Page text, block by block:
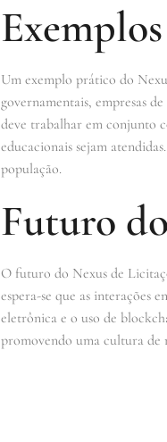
Um exemplo prático do
governamentais, empresas
deve trabalhar em conjunto
educacionais sejam
população.
Futuro
O futuro do Nexus de
espera-se que as interações
eletrônica e o uso de
promovendo uma cultura de